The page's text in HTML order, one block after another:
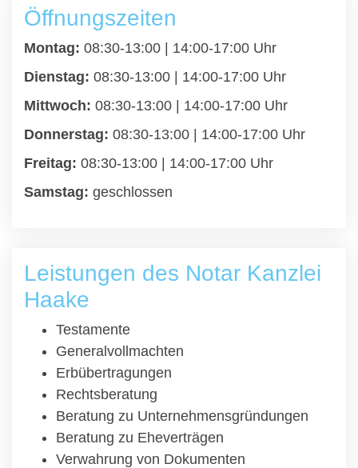
Öffnungszeiten
Montag: 08:30-13:00 | 14:00-17:00 Uhr
Dienstag: 08:30-13:00 | 14:00-17:00 Uhr
Mittwoch: 08:30-13:00 | 14:00-17:00 Uhr
Donnerstag: 08:30-13:00 | 14:00-17:00 Uhr
Freitag: 08:30-13:00 | 14:00-17:00 Uhr
Samstag: geschlossen
Leistungen des Notar Kanzlei
Haake
Testamente
Generalvollmachten
Erbübertragungen
Rechtsberatung
Beratung zu Unternehmensgründungen
Beratung zu Eheverträgen
Verwahrung von Dokumenten